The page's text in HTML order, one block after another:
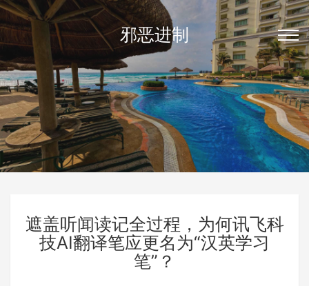
邪恶进制
遮盖听闻读记全过程，为何讯飞科
技AI翻译笔应更名为“汉英学习
笔”？